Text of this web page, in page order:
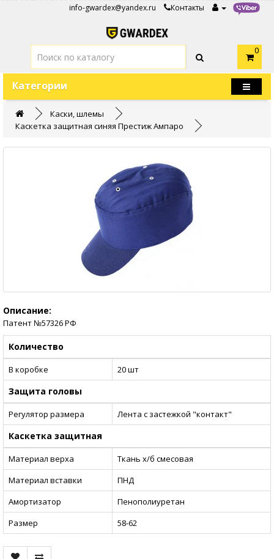
info-gwardex@yandex.ru Контакты
0
Категории
Каски, шлемы
Каскетка защитная синяя Престиж Ампаро
Описание:
Патент №57326 РФ
Количество
В коробке 20 шт
Защита головы
Регулятор размера Лента с застежкой "контакт"
Каскетка защитная
Материал верха
Ткань х/б смесовая
Материал вставки
ПНД
Амортизатор
Пенополиуретан
Размер
58-62